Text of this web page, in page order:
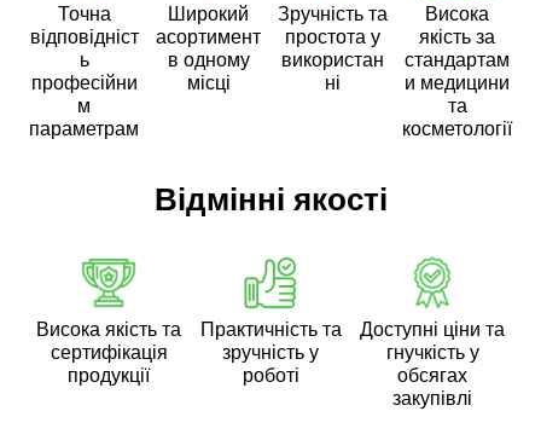
Точна
відповідніст
ь
професійни
м
параметрам
Широкий
асортимент
в одному
місці
Зручність та
простота у
використан
ні
Висока
якість за
стандартам
и медицини
та
косметології
Відмінні якості
Висока якість та
сертифікація
продукції
Практичність та
зручність у
роботі
Доступні ціни та
гнучкість у
обсягах
закупівлі